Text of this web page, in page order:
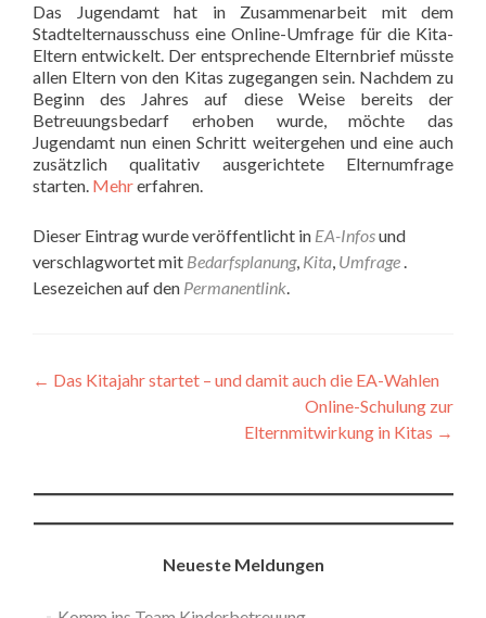
Das Jugendamt hat in Zusammenarbeit mit dem
Stadtelternausschuss eine Online-Umfrage für die Kita-
Eltern entwickelt. Der entsprechende Elternbrief müsste
allen Eltern von den Kitas zugegangen sein. Nachdem zu
Beginn des Jahres auf diese Weise bereits der
Betreuungsbedarf erhoben wurde, möchte das
Jugendamt nun einen Schritt weitergehen und eine auch
zusätzlich qualitativ ausgerichtete Elternumfrage
starten. Mehrerfahren.
Dieser Eintrag wurde veröffentlicht in EA-Infosund
verschlagwortet mit Bedarfsplanung, Kita, Umfrage .
Lesezeichen auf den Permanentlink.
Beitragsnavigation
← Das Kitajahr startet – und damit auch die EA-Wahlen
Online-Schulung zur
Elternmitwirkung in Kitas →
Neueste Meldungen